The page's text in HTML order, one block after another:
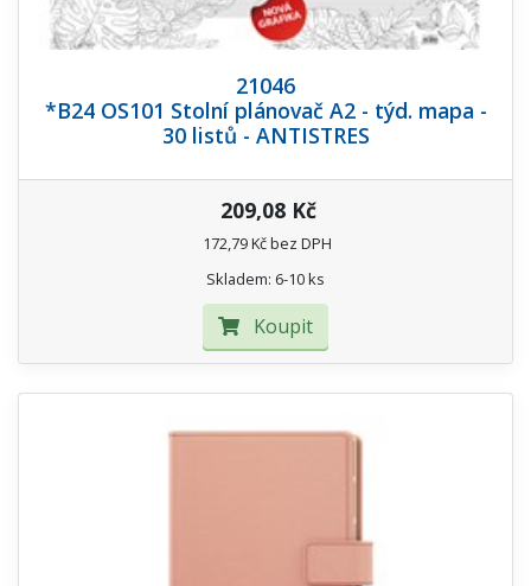
21046
*B24 OS101 Stolní plánovač A2 - týd. mapa -
30 listů - ANTISTRES
209,08 Kč
172,79 Kč bez DPH
Skladem: 6-10 ks
Koupit